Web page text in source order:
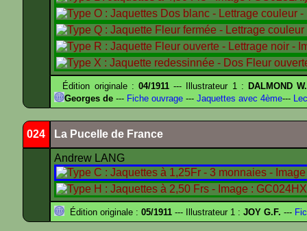
Édition originale :04/1911 --- Illustrateur 1 : DALMOND W.
Georges de --- Fiche ouvrage --- Jaquettes avec 4ème---
024 La Pucelle de France
Andrew LANG
Édition originale : 05/1911 --- Illustrateur 1 : JOY G.F. ---